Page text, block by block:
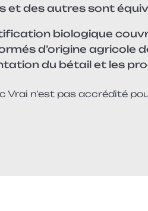
et des autres sont
biologique
d’origine agricole
du bétail et les
Vrai n’est pas accrédité